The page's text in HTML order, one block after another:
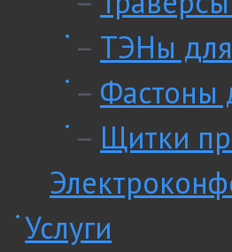
– ТЭНы
– Фастоны
– Щитки
Услуги